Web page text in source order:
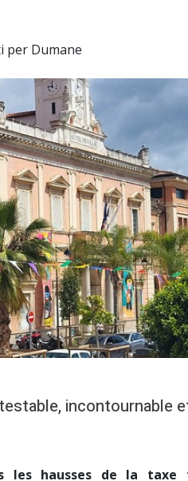
per Dumane
incontournable
les hausses de la taxe